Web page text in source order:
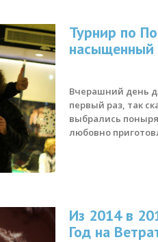
Турнир по
насыщенный
Вчерашний день
первый раз, так
выбрались
любовно
Из 2014 в
Год на